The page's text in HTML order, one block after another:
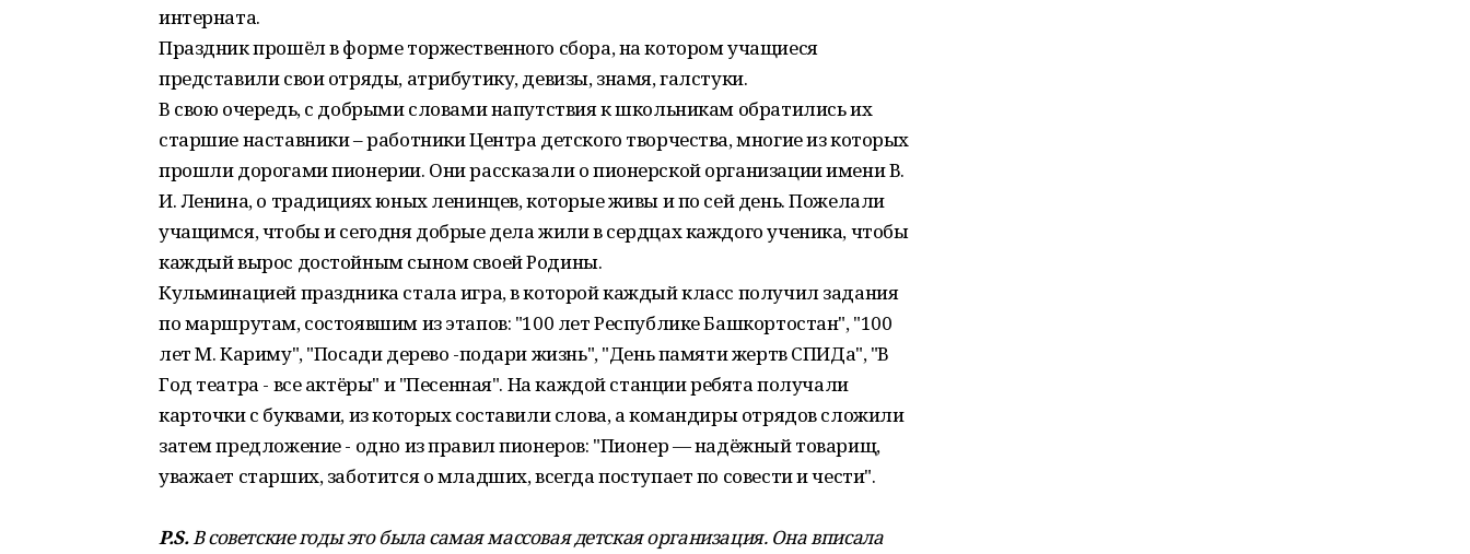
интерната.
Праздник прошёл в форме торжественного сбора, на котором учащиеся
представили свои отряды, атрибутику, девизы, знамя, галстуки.
В свою очередь, с добрыми словами напутствия к школьникам обратились их
старшие наставники – работники Центра детского творчества, многие из которых
прошли дорогами пионерии. Они рассказали о пионерской организации имени В.
И. Ленина, о традициях юных ленинцев, которые живы и по сей день. Пожелали
учащимся, чтобы и сегодня добрые дела жили в сердцах каждого ученика, чтобы
каждый вырос достойным сыном своей Родины.
Кульминацией праздника стала игра, в которой каждый класс получил задания
по маршрутам, состоявшим из этапов: "100 лет Республике Башкортостан", "100
лет М. Кариму", "Посади дерево -подари жизнь", "День памяти жертв СПИДа", "В
Год театра - все актёры" и "Песенная". На каждой станции ребята получали
карточки с буквами, из которых составили слова, а командиры отрядов сложили
затем предложение - одно из правил пионеров: "Пионер — надёжный товарищ,
уважает старших, заботится о младших, всегда поступает по совести и чести".
P.S.В советские годы это была самая массовая детская организация. Она вписала